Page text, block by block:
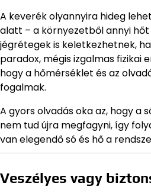
A keverék olyannyira hideg
alatt – a környezetből annyi hőt
jégrétegek is keletkezhetnek,
paradox, mégis izgalmas fizikai
hogy a hőmérséklet és az
fogalmak.
A gyors olvadás oka az, hogy a
nem tud újra megfagyni, így
van elegendő só és hő a
Veszélyes vagy